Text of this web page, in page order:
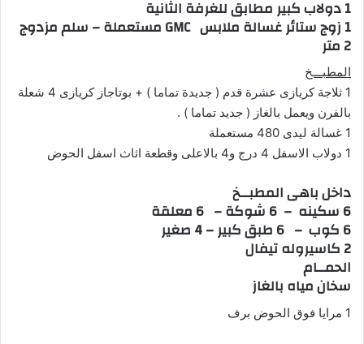
1 دولاب كبير مطابق للغرفة الثانية
1 زوج ستائر غسالة ملابس GMC مستعملة – سلم مزدوج
2 متر
المطبـــخ
1 ثلاجة كريازى عشرة قدم ( جديدة تماما ) + بوتاجاز كريازى 4 شعلة
بالفرن ويعمل بالغاز ( جديد تماما ) .
1 غسالة ليدى 480 مستعملة
1 دولاب الاسفل 4 درج و4 بالاعلى وقطعة اثاث اسفل الحوض
داخل باهى المطبــخ
6 سكينه – 6 شوكة – 6 معلقة
6 كوب – 6 طبق كبير – 4 صغير
2 كاسيروله تيفال
الحمــام
سخان مياه بالغاز
1 مرايا فوق الحوض برف